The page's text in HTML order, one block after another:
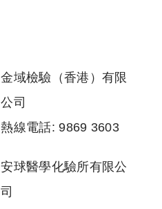
金域檢驗（香港）有限
公司
熱線電話: 9869 3603
安球醫學化驗所有限公
司